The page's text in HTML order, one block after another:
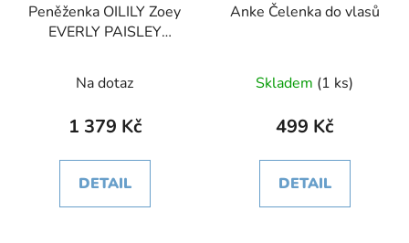
Peněženka OILILY Zoey
EVERLY PAISLEY
10.5cm
Na dotaz
1 379 Kč
DETAIL
Anke Čelenka do vlasů
Skladem (1 ks)
499 Kč
DETAIL